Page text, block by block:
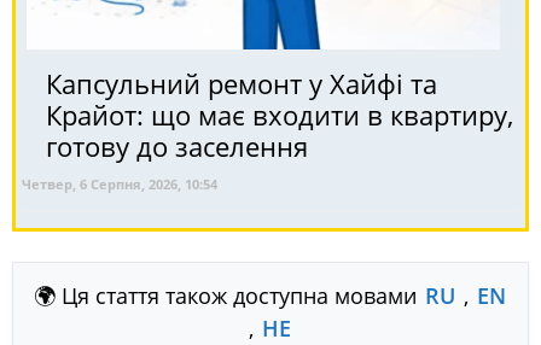
Капсульний ремонт у Хайфі та
Крайот: що має входити в квартиру,
готову до заселення
Четвер, 6 Серпня, 2026, 10:54
🌍 Ця стаття також доступна мовами RU , EN
, HE